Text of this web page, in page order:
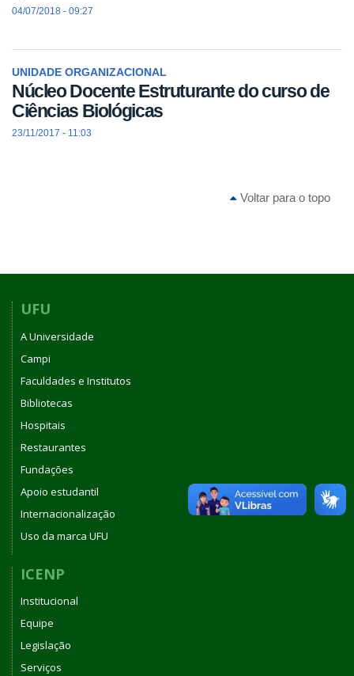
04/07/2018 - 09:27
UNIDADE ORGANIZACIONAL
Núcleo Docente Estruturante do curso de
Ciências Biológicas
23/11/2017 - 11:03
Voltar para o topo
UFU
A Universidade
Campi
Faculdades e Institutos
Bibliotecas
Hospitais
Restaurantes
Fundações
Apoio estudantil
Internacionalização
Uso da marca UFU
ICENP
Institucional
Equipe
Legislação
Serviços